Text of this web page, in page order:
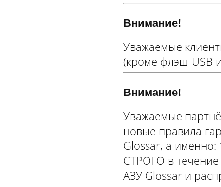
Внимание!
Уважаемые
(кроме флэш-USB
Внимание!
Уважаемые
новые правила
Glossar, а именно:
СТРОГО в
АЗУ Glossar и